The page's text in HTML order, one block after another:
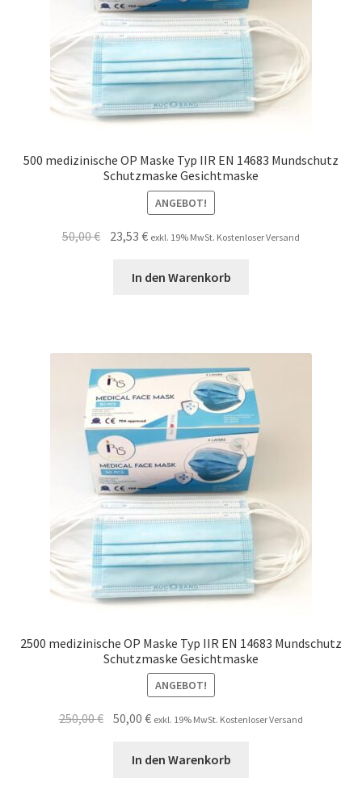
Stellenangebote
500 medizinische OP Maske Typ IIR EN 14683 Mundschutz
Schutzmaske Gesichtmaske
ANGEBOT!
50,00€ Ursprünglicher
23,53€Aktueller
ist:
exkl. 19% MwSt. Kostenloser Versand
In den Warenkorb
2500 medizinische OP Maske Typ IIR EN 14683 Mundschutz
Schutzmaske Gesichtmaske
ANGEBOT!
250,00€ Ursprünglicher
50,00€Aktueller
ist:
exkl. 19% MwSt. Kostenloser Versand
In den Warenkorb